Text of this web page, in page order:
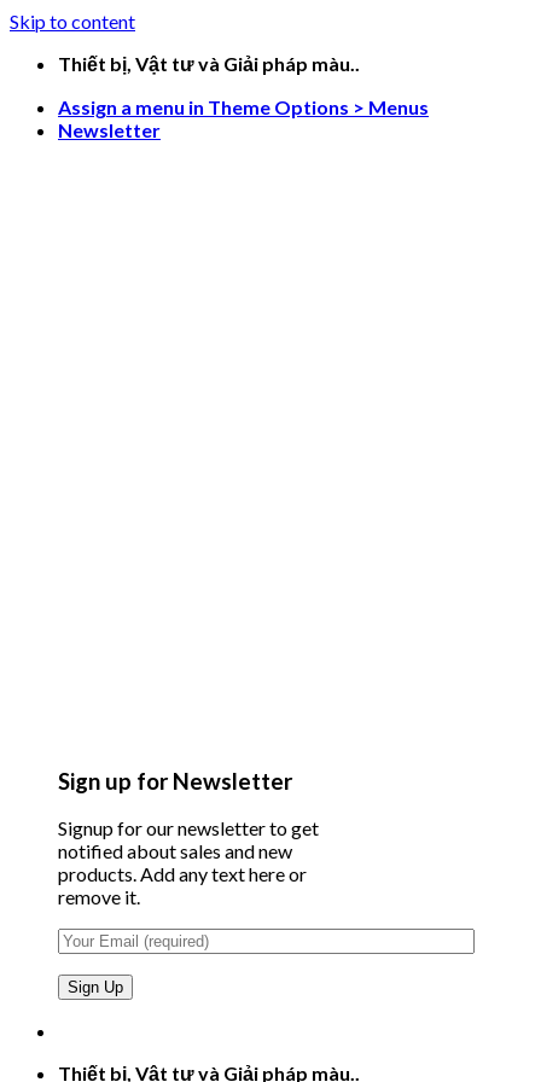
Skip to content
Thiết bị, Vật tư và Giải pháp màu..
Assign a menu in Theme Options > Menus
Newsletter
Sign up for Newsletter
Signup for our newsletter to get
notified about sales and new
products. Add any text here or
remove it.
Thiết bị, Vật tư và Giải pháp màu..